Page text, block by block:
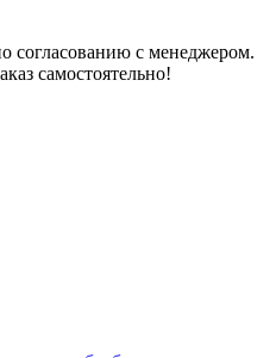
согласованию с менеджером.
самостоятельно!